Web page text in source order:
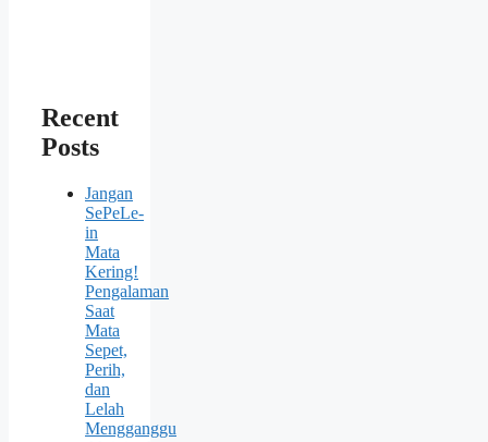
Recent
Posts
Jangan
SePeLe-
in
Mata
Kering!
Pengalaman
Saat
Mata
Sepet,
Perih,
dan
Lelah
Mengganggu